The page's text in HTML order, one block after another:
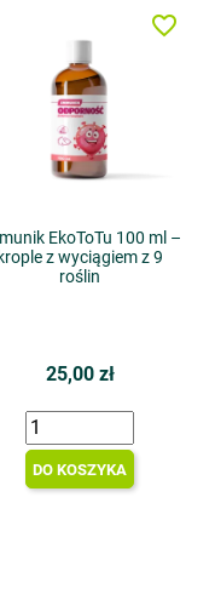
EkoToTu 100 ml –
krople z wyciągiem z 9
roślin
25,00 zł
DO KOSZYKA
favorite_border